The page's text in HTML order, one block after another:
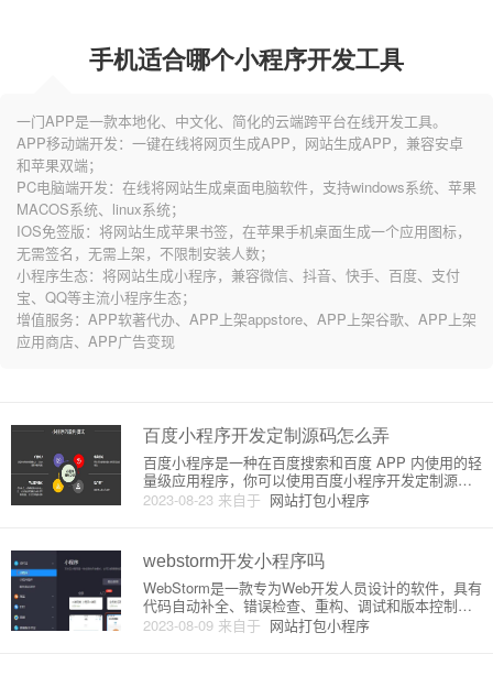
手机适合哪个小程序开发工具
一门APP是一款本地化、中文化、简化的云端跨平台在线开发工具。
APP移动端开发：一键在线将网页生成APP，网站生成APP，兼容安卓
和苹果双端；
PC电脑端开发：在线将网站生成桌面电脑软件，支持windows系统、苹果
MACOS系统、linux系统；
IOS免签版：将网站生成苹果书签，在苹果手机桌面生成一个应用图标，
无需签名，无需上架，不限制安装人数；
小程序生态：将网站生成小程序，兼容微信、抖音、快手、百度、支付
宝、QQ等主流小程序生态；
增值服务：APP软著代办、APP上架appstore、APP上架谷歌、APP上架
应用商店、APP广告变现
百度小程序开发定制源码怎么弄
2023-08-23 来自于 网站打包小程序
百度小程序是一种在百度搜索和百度 APP 内使用的轻
量级应用程序，你可以使用百度小程序开发定制源码
来创建自己的小程序。在这篇文章中，我将向你介绍
百度小程序开发定制源码的原理和详细步骤。###
技术开发的应用程序
webstorm开发小程序吗
2023-08-09 来自于 网站打包小程序
WebStorm是一款专为Web开发人员设计的软件，具有
代码自动补全、错误检查、重构、调试和版本控制等
强大的功能。WebStorm支持多种语言和框架，包括最
新的Vue、React和Angular，也包括小程序开发。在W